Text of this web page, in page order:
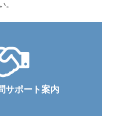
。
サポート案内